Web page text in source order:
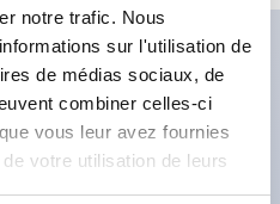
notre trafic. Nous
sur l'utilisation de
de médias sociaux, de
combiner celles-ci
vous leur avez fournies
votre utilisation de leurs
possible
avec clé adopte une